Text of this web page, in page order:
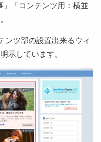
」「コンテンツ用：横並
ンツ部の設置出来るウィ
示しています。